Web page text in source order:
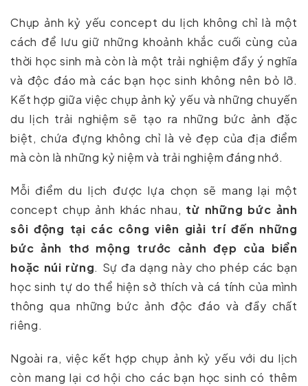
Chụp ảnh kỷ yếu concept du lịch không chỉ là một
cách để lưu giữ những khoảnh khắc cuối cùng của
thời học sinh mà còn là một trải nghiệm đầy ý nghĩa
và độc đáo mà các bạn học sinh không nên bỏ lỡ.
Kết hợp giữa việc chụp ảnh kỷ yếu và những chuyến
du lịch trải nghiệm sẽ tạo ra những bức ảnh đặc
biệt, chứa đựng không chỉ là vẻ đẹp của địa điểm
mà còn là những kỷ niệm và trải nghiệm đáng nhớ.
Mỗi điểm du lịch được lựa chọn sẽ mang lại một
concept chụp ảnh khác nhau, từ những bức ảnh
sôi động tại các công viên giải trí đến những
bức ảnh thơ mộng trước cảnh đẹp của biển
hoặc núi rừng. Sự đa dạng này cho phép các bạn
học sinh tự do thể hiện sở thích và cá tính của mình
thông qua những bức ảnh độc đáo và đầy chất
riêng.
Ngoài ra, việc kết hợp chụp ảnh kỷ yếu với du lịch
còn mang lại cơ hội cho các bạn học sinh có thêm